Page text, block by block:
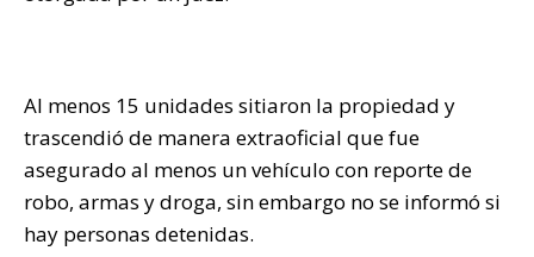
Al menos 15 unidades sitiaron la propiedad y
trascendió de manera extraoficial que fue
asegurado al menos un vehículo con reporte de
robo, armas y droga, sin embargo no se informó si
hay personas detenidas.